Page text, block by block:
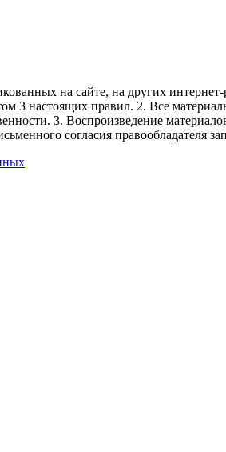
на сайте, на других
3 настоящих правил. 2. Все
3. Воспроизведение
согласия правообладателя